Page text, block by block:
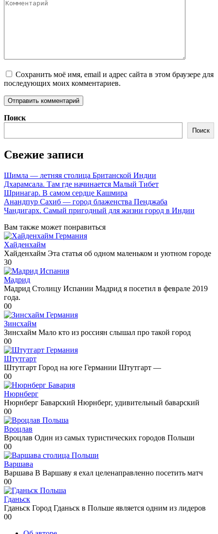
Сохранить моё имя, email и адрес сайта в этом браузере для
последующих моих комментариев.
Поиск
Поиск
Свежие записи
Шимла — летняя столица Британской Индии
Дхарамсала. Там где начинается Малый Тибет
Шринагар. В самом сердце Кашмира
Анандпур Сахиб — город блаженства Пенджаба
Чандигарх. Самый пригодный для жизни город в Индии
Вам также может понравиться
Хайденхайм
Хайденхайм Эта статья об одном маленьком и уютном городе
30
Мадрид
Мадрид Столицу Испании Мадрид я посетил в феврале 2019
года.
00
Зинсхайм
Зинсхайм Мало кто из россиян слышал про такой город
00
Штутгарт
Штутгарт Город на юге Германии Штутгарт —
00
Нюрнберг
Нюрнберг Баварский Нюрнберг, удивительный баварский
00
Вроцлав
Вроцлав Один из самых туристических городов Польши
00
Варшава
Варшава В Варшаву я ехал целенаправленно посетить матч
00
Гданьск
Гданьск Город Гданьск в Польше является одним из лидеров
00